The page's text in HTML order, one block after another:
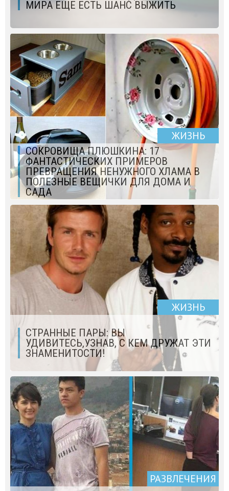
МИРА ЕЩЕ ЕСТЬ ШАНС ВЫЖИТЬ
ЖИЗНЬ
СОКРОВИЩА ПЛЮШКИНА: 17
ФАНТАСТИЧЕСКИХ ПРИМЕРОВ
ПРЕВРАЩЕНИЯ НЕНУЖНОГО ХЛАМА В
ПОЛЕЗНЫЕ ВЕЩИЧКИ ДЛЯ ДОМА И
САДА
ЖИЗНЬ
СТРАННЫЕ ПАРЫ: ВЫ
УДИВИТЕСЬ,УЗНАВ, С КЕМ ДРУЖАТ ЭТИ
ЗНАМЕНИТОСТИ!
РАЗВЛЕЧЕНИЯ